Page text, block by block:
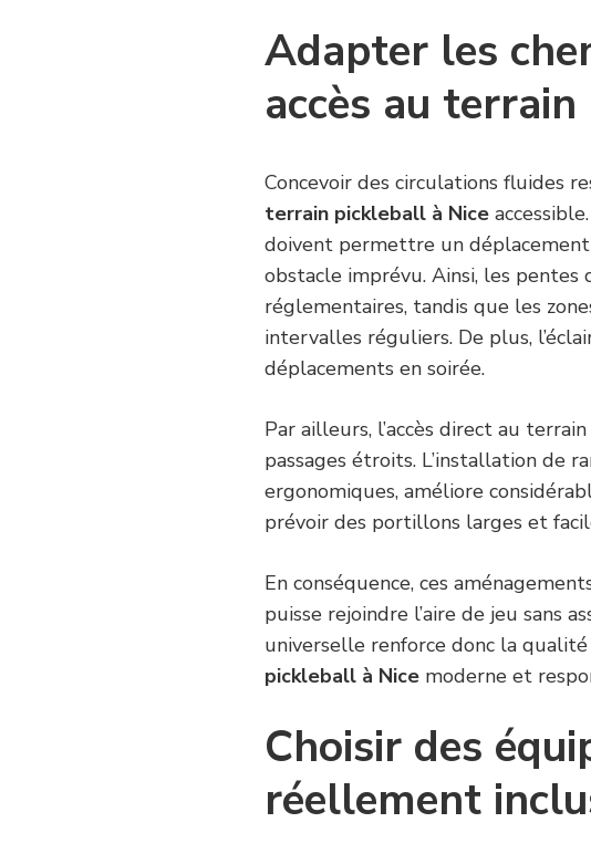
Adapter les
accès au terrain
Concevoir des circulations fluides
terrain pickleball à Nice
doivent permettre un
obstacle imprévu. Ainsi, les
réglementaires, tandis que les
intervalles réguliers. De plus,
déplacements en soirée.
Par ailleurs, l’accès direct au
passages étroits. L’installation de
ergonomiques, améliore
prévoir des portillons larges et
En conséquence, ces
puisse rejoindre l’aire de jeu sans
universelle renforce donc la qualité
pickleball à Nice moderne et
Choisir des
réellement